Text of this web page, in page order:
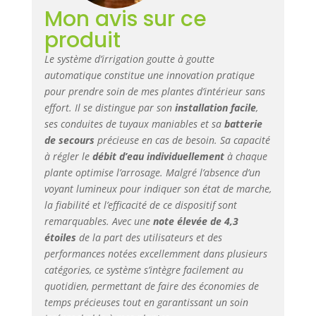
suffit de connecter
d'admission à
n'importe quel
récipient pour
commencer
l'arrosage, il n'y a
pas de restrictions
sur la taille ou la
capacité du
récipient. Opter
pour un récipient
plus grand
minimise le besoin
de recharges
fréquentes, ce qui
pratique et moins
laborieux. Design
étanche : l'entrée,
Mon avis sur ce
produit
Le système d’irrigation goutte à goutte
automatique constitue une innovation pratique
pour prendre soin de mes plantes d’intérieur sans
effort. Il se distingue par son installation facile,
ses conduites de tuyaux maniables et sa batterie
de secours précieuse en cas de besoin. Sa capacité
à régler le débit d’eau individuellementà chaque
plante optimise l’arrosage. Malgré l’absence d’un
voyant lumineux pour indiquer son état de marche,
la fiabilité et l’efficacité de ce dispositif sont
remarquables. Avec une note élevée de 4,3
étoiles de la part des utilisateurs et des
performances notées excellemment dans plusieurs
catégories, ce système s’intègre facilement au
quotidien, permettant de faire des économies de
temps précieuses tout en garantissant un soin